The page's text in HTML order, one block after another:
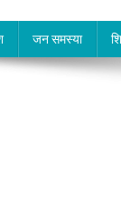
जन समस्या